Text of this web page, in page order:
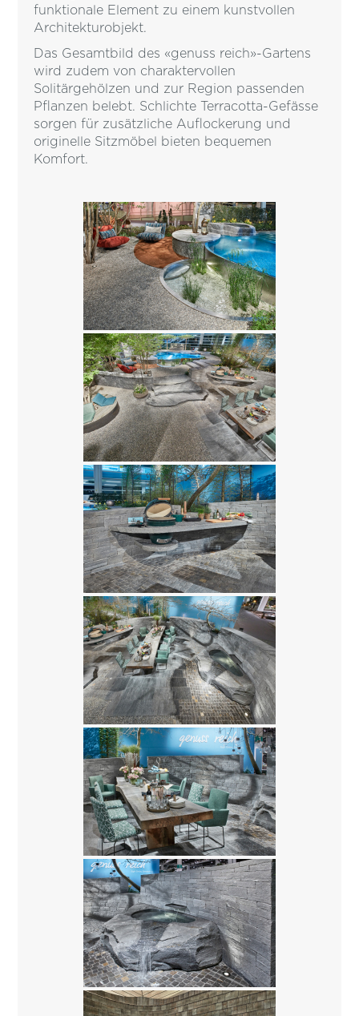
funktionale Element zu einem kunstvollen
Architekturobjekt.
Das Gesamtbild des «genuss reich»-Gartens
wird zudem von charaktervollen
Solitärgehölzen und zur Region passenden
Pflanzen belebt. Schlichte Terracotta-Gefässe
sorgen für zusätzliche Auflockerung und
originelle Sitzmöbel bieten bequemen
Komfort.